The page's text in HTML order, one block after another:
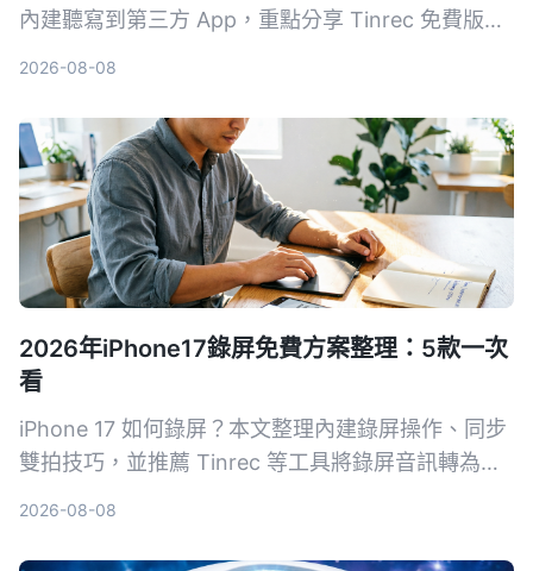
內建聽寫到第三方 App，重點分享 Tinrec 免費版如
2026-08-08
2026年iPhone17錄屏免費方案整理：5款一次
看
iPhone 17 如何錄屏？本文整理內建錄屏操作、同步
雙拍技巧，並推薦 Tinrec 等工具將錄屏音訊轉為文
2026-08-08